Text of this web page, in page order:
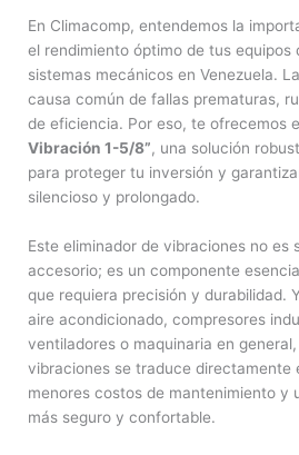
En Climacomp, entendemos la
el rendimiento óptimo de tus equipos
sistemas mecánicos en Venezuela.
causa común de fallas prematuras,
de eficiencia. Por eso, te ofrecemos
Vibración 1-5/8”, una solución
para proteger tu inversión y
silencioso y prolongado.
Este eliminador de vibraciones no es
accesorio; es un componente
que requiera precisión y durabilidad.
aire acondicionado, compresores
ventiladores o maquinaria en
vibraciones se traduce directamente
menores costos de mantenimiento y
más seguro y confortable.